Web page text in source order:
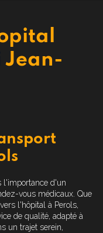
Jean-
l'importance d'un
vous médicaux. Que
l'hôpital à Perols,
de qualité, adapté à
un trajet serein,